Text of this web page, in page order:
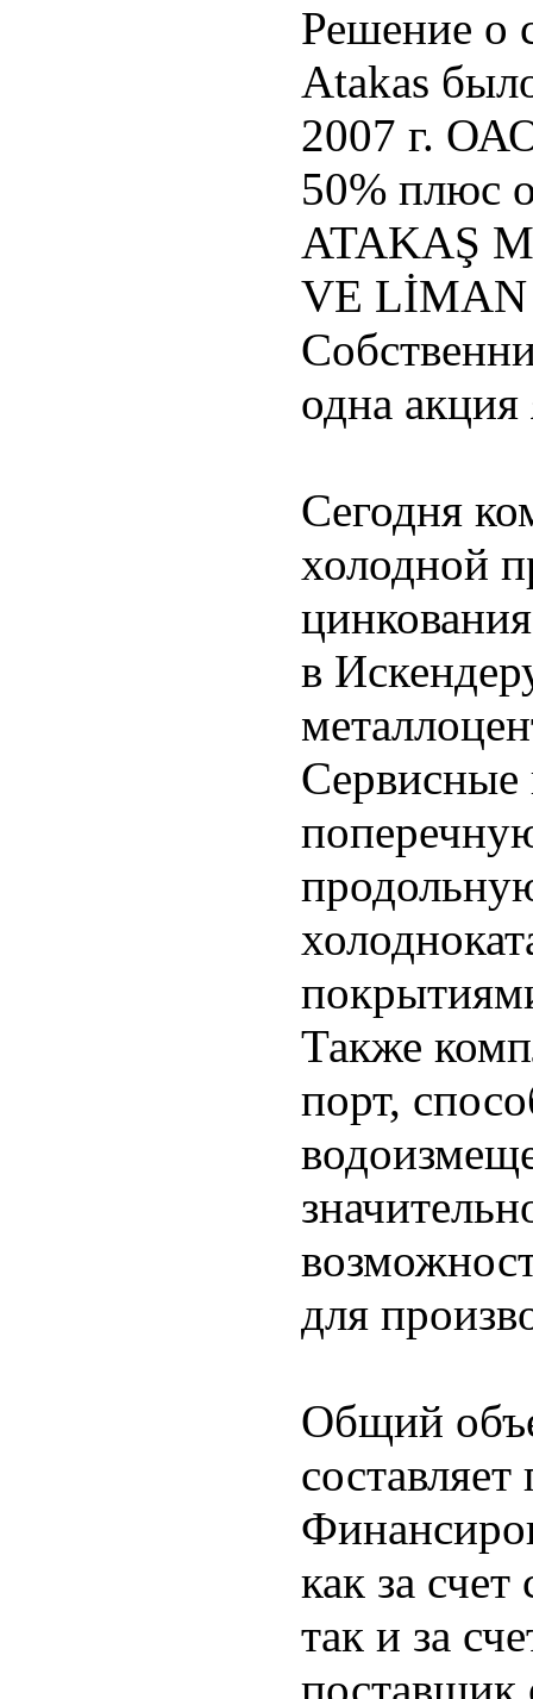
Решение о
Atakas
2007 г.
50% плюс
ATAKAŞ
VE
одна акция
Сегодня
холодной
в
Сервисные
Также
порт,
для
Общий
как за
так и за
поставщик